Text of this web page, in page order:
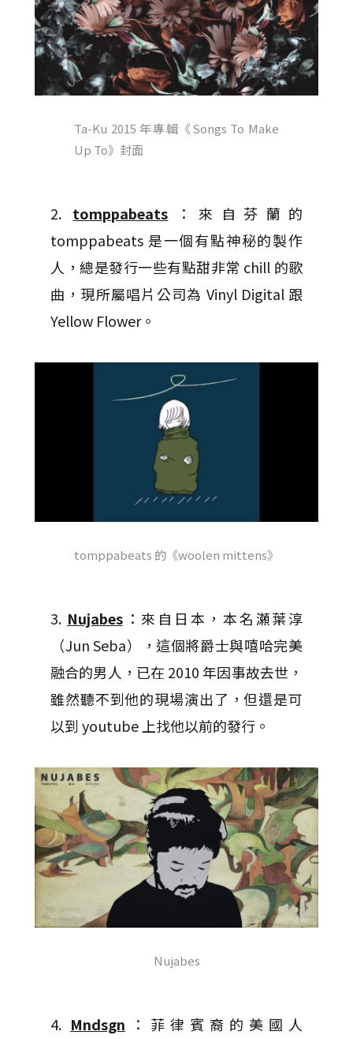
Ta-Ku 2015 年專輯《Songs To Make
Up To》封面
2. tomppabeats ：來自芬蘭的
tomppabeats 是一個有點神秘的製作
人，總是發行一些有點甜非常 chill 的歌
曲，現所屬唱片公司為 Vinyl Digital 跟
Yellow Flower。
tomppabeats 的《woolen mittens》
3. Nujabes：來自日本，本名瀬葉淳
（Jun Seba），這個將爵士與嘻哈完美
融合的男人，已在 2010 年因事故去世，
雖然聽不到他的現場演出了，但還是可
以到 youtube 上找他以前的發行。
Nujabes
4. Mndsgn ：菲律賓裔的美國人